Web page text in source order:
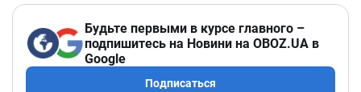
Будьте первыми в курсе главного –
подпишитесь на Новини на OBOZ.UA в
Google
Подписаться